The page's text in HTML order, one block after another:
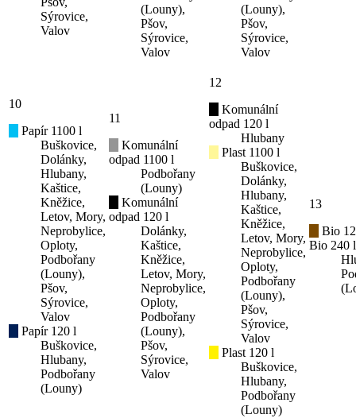
Sýrovice,
Valov
(Louny),
Pšov,
Sýrovice,
Valov
(Louny),
Pšov,
Sýrovice,
Valov
10
Papír 1100 l
Buškovice,
Dolánky,
Hlubany,
Kaštice,
Kněžice,
Letov, Mory,
Neprobylice,
Oploty,
Podbořany
(Louny),
Pšov,
Sýrovice,
Valov
Papír 120 l
Buškovice,
Hlubany,
Podbořany
(Louny)
11
Komunální
odpad 1100 l
Podbořany
(Louny)
Komunální
odpad 120 l
Dolánky,
Kaštice,
Kněžice,
Letov, Mory,
Neprobylice,
Oploty,
Podbořany
(Louny),
Pšov,
Sýrovice,
Valov
12
Komunální
odpad 120 l
Hlubany
Plast 1100 l
Buškovice,
Dolánky,
Hlubany,
Kaštice,
Kněžice,
Letov, Mory,
Neprobylice,
Oploty,
Podbořany
(Louny),
Pšov,
Sýrovice,
Valov
Plast 120 l
Buškovice,
Hlubany,
Podbořany
(Louny)
13
Bio
Bio 240 l